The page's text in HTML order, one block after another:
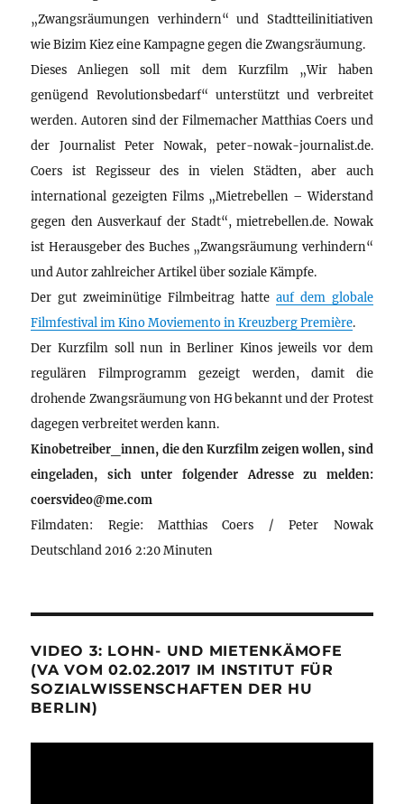
„Zwangsräumungen verhindern“ und Stadtteilinitiativen
wie Bizim Kiez eine Kampagne gegen die Zwangsräumung.
Dieses Anliegen soll mit dem Kurzfilm „Wir haben
genügend Revolutionsbedarf“ unterstützt und verbreitet
werden. Autoren sind der Filmemacher Matthias Coers und
der Journalist Peter Nowak, peter-nowak-journalist.de.
Coers ist Regisseur des in vielen Städten, aber auch
international gezeigten Films „Mietrebellen – Widerstand
gegen den Ausverkauf der Stadt“, mietrebellen.de. Nowak
ist Herausgeber des Buches „Zwangsräumung verhindern“
und Autor zahlreicher Artikel über soziale Kämpfe.
Der gut zweiminütige Filmbeitrag hatte auf dem globale
Filmfestival im Kino Moviemento in Kreuzberg Première.
Der Kurzfilm soll nun in Berliner Kinos jeweils vor dem
regulären Filmprogramm gezeigt werden, damit die
drohende Zwangsräumung von HG bekannt und der Protest
dagegen verbreitet werden kann.
Kinobetreiber_innen, die den Kurzfilm zeigen wollen, sind
eingeladen, sich unter folgender Adresse zu melden:
coersvideo@me.com
Filmdaten: Regie: Matthias Coers / Peter Nowak
Deutschland 2016 2:20 Minuten
VIDEO 3: LOHN- UND MIETENKÄMOFE
(VA VOM 02.02.2017 IM INSTITUT FÜR
SOZIALWISSENSCHAFTEN DER HU
BERLIN)